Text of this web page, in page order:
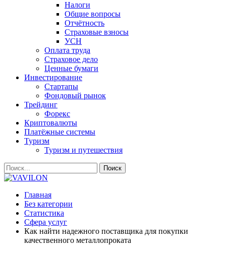
Налоги
Общие вопросы
Отчётность
Страховые взносы
УСН
Оплата труда
Страховое дело
Ценные бумаги
Инвестирование
Стартапы
Фондовый рынок
Трейдинг
Форекс
Криптовалюты
Платёжные системы
Туризм
Туризм и путешествия
Главная
Без категории
Статистика
Сфера услуг
Как найти надежного поставщика для покупки
качественного металлопроката